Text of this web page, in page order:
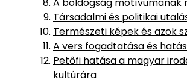
A boldogság motívumának
Társadalmi és politikai
Természeti képek és azok
A vers fogadtatása és
Petőfi hatása a magyar
kultúrára